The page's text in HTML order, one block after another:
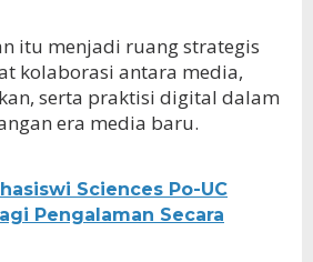
itu menjadi ruang strategis
kolaborasi antara media,
serta praktisi digital dalam
era media baru.
Sciences Po-UC
Pengalaman Secara